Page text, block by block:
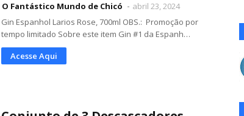
O Fantástico Mundo de Chicó
abril 23, 2024
Gin Espanhol Larios Rose, 700ml OBS.: Promoção por
tempo limitado Sobre este item Gin #1 da Espanh…
Acesse Aqui